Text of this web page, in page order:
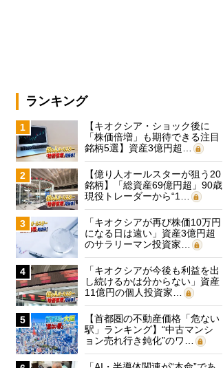
ランキング
1
【キオクシア・ショック後に
「株価倍増」も期待できる注目
銘柄5選】資産3億円超…
2
【億り人オールスターが狙う20
銘柄】「総資産69億円超」90歳
現役トレーダーから“1…
3
「キオクシアが再び株価10万円
になる日は遠い」資産3億円超
のサラリーマン投資家…
4
「キオクシアが今後も利益を出
し続けるかは分からない」資産
11億円の個人投資家…
5
【首都圏の不動産価格「危ない
駅」ランキング】“中古マンシ
ョン売れ行き鈍化”のワ…